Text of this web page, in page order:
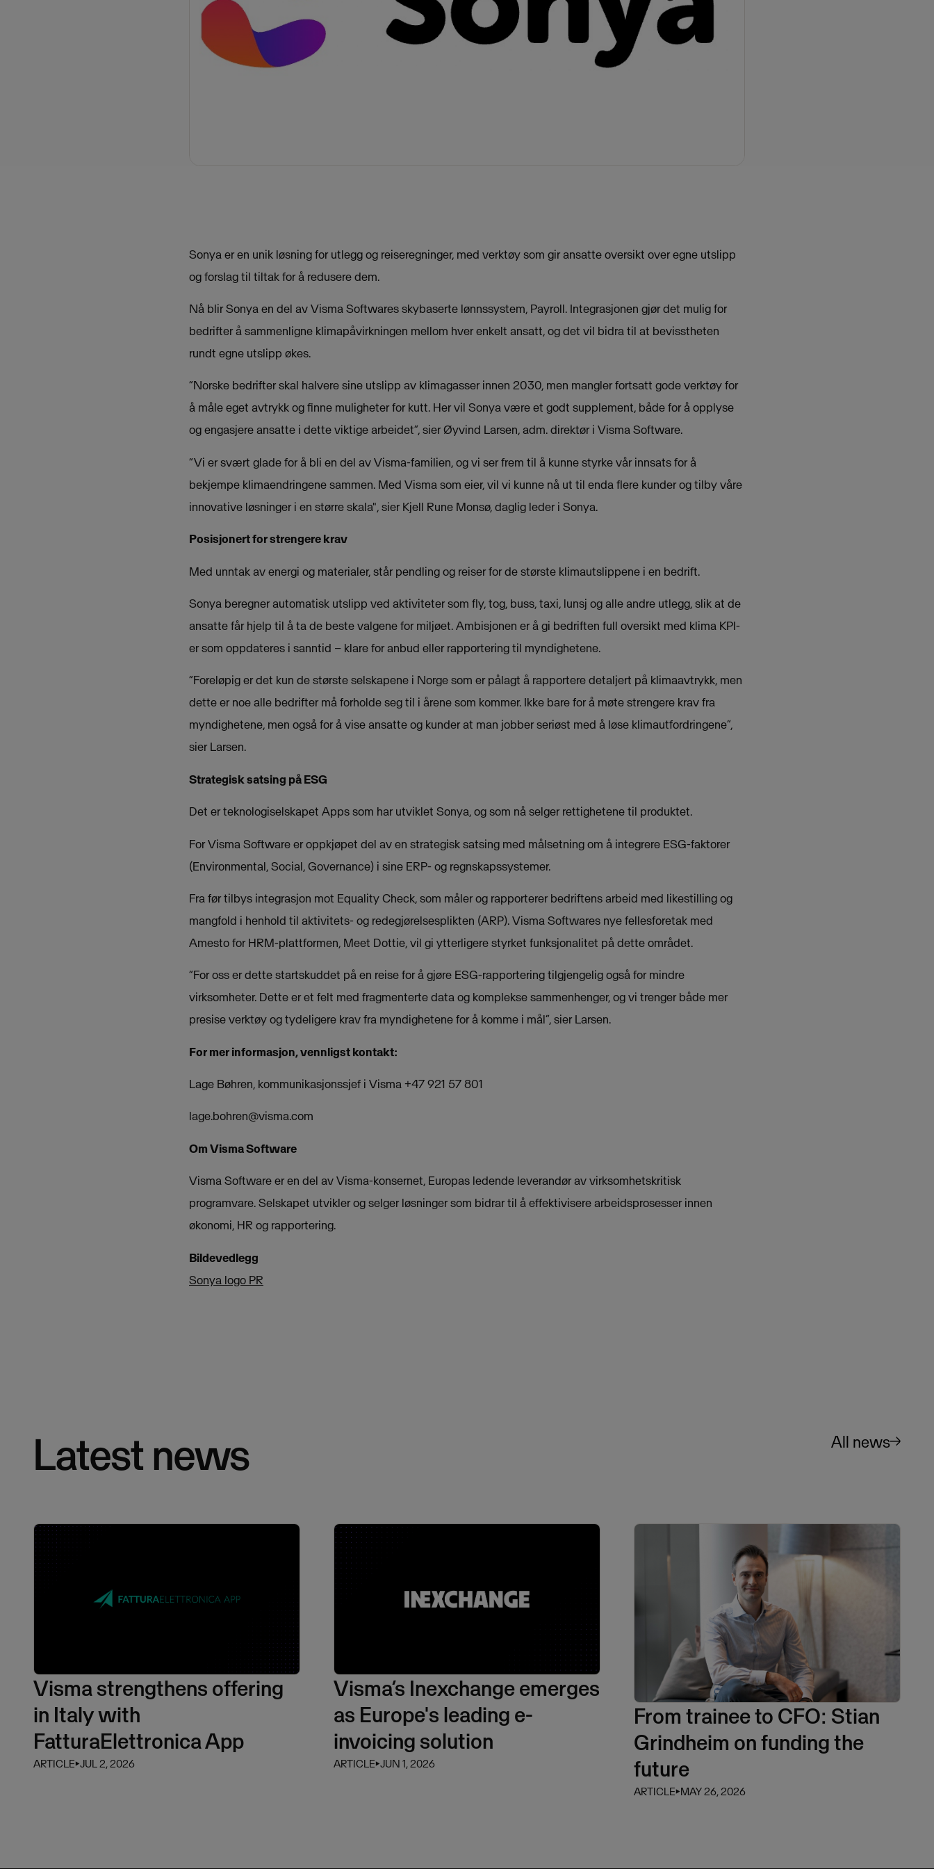
Sonya er en unik løsning for utlegg og reiseregninger, med verktøy som gir ansatte oversikt over egne utslipp
og forslag til tiltak for å redusere dem.
Nå blir Sonya en del av Visma Softwares skybaserte lønnssystem, Payroll. Integrasjonen gjør det mulig for
bedrifter å sammenligne klimapåvirkningen mellom hver enkelt ansatt, og det vil bidra til at bevisstheten
rundt egne utslipp økes.
“Norske bedrifter skal halvere sine utslipp av klimagasser innen 2030, men mangler fortsatt gode verktøy for
å måle eget avtrykk og finne muligheter for kutt. Her vil Sonya være et godt supplement, både for å opplyse
og engasjere ansatte i dette viktige arbeidet”, sier Øyvind Larsen, adm. direktør i Visma Software.
“Vi er svært glade for å bli en del av Visma-familien, og vi ser frem til å kunne styrke vår innsats for å
bekjempe klimaendringene sammen. Med Visma som eier, vil vi kunne nå ut til enda flere kunder og tilby våre
innovative løsninger i en større skala", sier Kjell Rune Monsø, daglig leder i Sonya.
Posisjonert for strengere krav
Med unntak av energi og materialer, står pendling og reiser for de største klimautslippene i en bedrift.
Sonya beregner automatisk utslipp ved aktiviteter som fly, tog, buss, taxi, lunsj og alle andre utlegg, slik at de
ansatte får hjelp til å ta de beste valgene for miljøet. Ambisjonen er å gi bedriften full oversikt med klima KPI-
er som oppdateres i sanntid – klare for anbud eller rapportering til myndighetene.
“Foreløpig er det kun de største selskapene i Norge som er pålagt å rapportere detaljert på klimaavtrykk, men
dette er noe alle bedrifter må forholde seg til i årene som kommer. Ikke bare for å møte strengere krav fra
myndighetene, men også for å vise ansatte og kunder at man jobber seriøst med å løse klimautfordringene”,
sier Larsen.
Strategisk satsing på ESG
Det er teknologiselskapet Apps som har utviklet Sonya, og som nå selger rettighetene til produktet.
For Visma Software er oppkjøpet del av en strategisk satsing med målsetning om å integrere ESG-faktorer
(Environmental, Social, Governance) i sine ERP- og regnskapssystemer.
Fra før tilbys integrasjon mot Equality Check, som måler og rapporterer bedriftens arbeid med likestilling og
mangfold i henhold til aktivitets- og redegjørelsesplikten (ARP). Visma Softwares nye fellesforetak med
Amesto for HRM-plattformen, Meet Dottie, vil gi ytterligere styrket funksjonalitet på dette området.
“For oss er dette startskuddet på en reise for å gjøre ESG-rapportering tilgjengelig også for mindre
virksomheter. Dette er et felt med fragmenterte data og komplekse sammenhenger, og vi trenger både mer
presise verktøy og tydeligere krav fra myndighetene for å komme i mål”, sier Larsen.
For mer informasjon, vennligst kontakt:
Lage Bøhren, kommunikasjonssjef i Visma +47 921 57 801
lage.bohren@visma.com
Om Visma Software
Visma Software er en del av Visma-konsernet, Europas ledende leverandør av virksomhetskritisk
programvare. Selskapet utvikler og selger løsninger som bidrar til å effektivisere arbeidsprosesser innen
økonomi, HR og rapportering.
Bildevedlegg
Sonya logo PR
Latest news All news
Visma strengthens offering
in Italy with
FatturaElettronica App
ARTICLE⏵JUL 2, 2026
Visma’s Inexchange emerges
as Europe's leading e-
invoicing solution
ARTICLE⏵JUN 1, 2026
From trainee to CFO: Stian
Grindheim on funding the
future
ARTICLE⏵MAY 26, 2026